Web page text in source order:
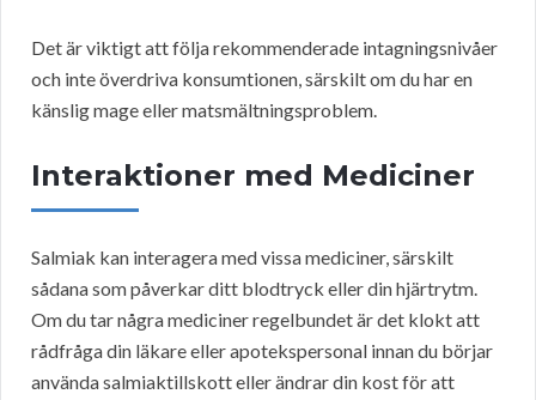
Det är viktigt att följa rekommenderade intagningsnivåer
och inte överdriva konsumtionen, särskilt om du har en
känslig mage eller matsmältningsproblem.
Interaktioner med Mediciner
Salmiak kan interagera med vissa mediciner, särskilt
sådana som påverkar ditt blodtryck eller din hjärtrytm.
Om du tar några mediciner regelbundet är det klokt att
rådfråga din läkare eller apotekspersonal innan du börjar
använda salmiaktillskott eller ändrar din kost för att